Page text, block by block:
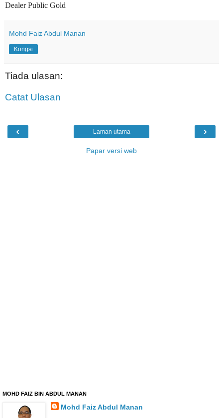
Dealer Public Gold
Mohd Faiz Abdul Manan
Kongsi
Tiada ulasan:
Catat Ulasan
‹ ›
Laman utama
Papar versi web
MOHD FAIZ BIN ABDUL MANAN
Mohd Faiz Abdul Manan